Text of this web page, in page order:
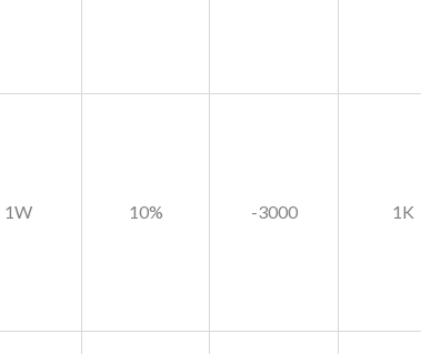
1W 10% -3000 1K